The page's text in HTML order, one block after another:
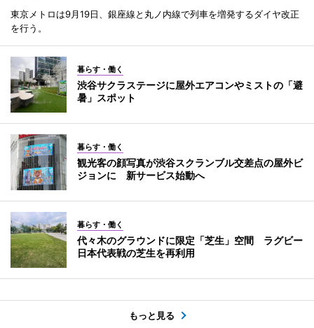
東京メトロは9月19日、銀座線と丸ノ内線で列車を増発するダイヤ改正
を行う。
暮らす・働く
渋谷サクラステージに屋外エアコンやミストの「避
暑」スポット
暮らす・働く
観光客の顔写真が渋谷スクランブル交差点の屋外ビ
ジョンに 新サービス始動へ
暮らす・働く
代々木のグラウンドに限定「芝生」空間 ラグビー
日本代表戦の芝生を再利用
もっと見る